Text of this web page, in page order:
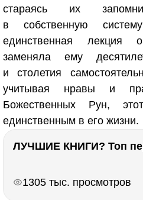
стараясь их
в собственную
единственная лекция
заменяла ему
и столетия
учитывая нравы и
Божественных Рун,
единственным в его жизни.
ЛУЧШИЕ КНИГИ? Топ
1305 тыс. просмотров